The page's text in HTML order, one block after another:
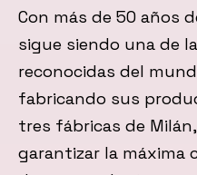
Con más de 50 años
sigue siendo una de
reconocidas del
fabricando sus
tres fábricas de
garantizar la máxima